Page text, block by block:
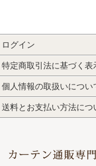
ログイン
特定商取引法に基づく表
個人情報の取扱いについ
送料とお支払い方法につ